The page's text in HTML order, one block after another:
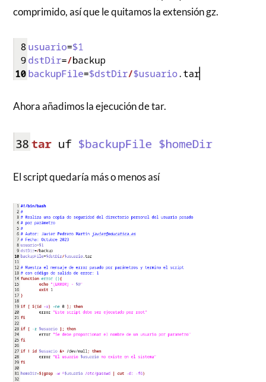
comprimido, así que le quitamos la extensión gz.
Ahora añadimos la ejecución de tar.
El script quedaría más o menos así